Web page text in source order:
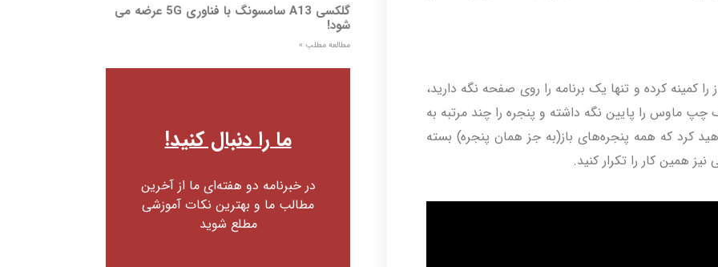
را کمینه کرده و تنها یک برنامه را روی صفحه نگه دارید،
چپ ماوس را پایین نگه داشته و پنجره را چند مرتبه به
که همه پنجره‌های باز(به جز همان پنجره) بسته
همین کار را تکرار کنید.
گلکسی A13 سامسونگ با فناوری 5G عرضه می
شود!
مطالعه مطلب »
ما را دنبال کنید!
در خبرنامه دو هفته‌ای ما از آخرین
مطالب ما و بهترین نکات آموزشی
مطلع شوید